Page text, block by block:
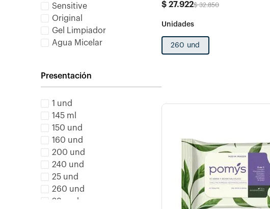
Sensitive
Original
Gel Limpiador
Agua Micelar
Presentación
1 und
145 ml
150 und
160 und
200 und
240 und
25 und
260 und
28 und
$ 27.922$ 32.850
260 und